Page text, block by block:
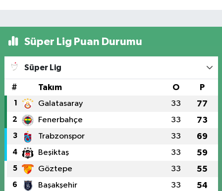
Süper Lig Puan Durumu
Süper Lig
# Takım O P
1 Galatasaray 33 77
2 Fenerbahçe 33 73
3 Trabzonspor 33 69
4 Beşiktaş 33 59
5 Göztepe 33 55
6 Başakşehir 33 54